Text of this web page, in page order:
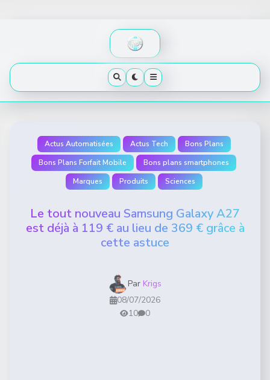
Actus Automatisées Actus Tech
Bons Plans
Bons Plans Forfait Mobile
Bons plans smartphones
Marques
Produits Sciences
Le tout nouveau Samsung Galaxy A27
est déjà à 119 € au lieu de 369 € grâce à
cette astuce
Par Krigs
08/07/2026
10
0